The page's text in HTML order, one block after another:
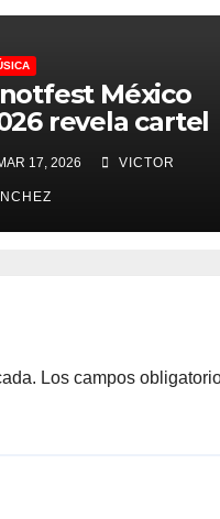
México
revela cartel
Bad Omens y
of God como
17, 2026 VICTOR
Los campos